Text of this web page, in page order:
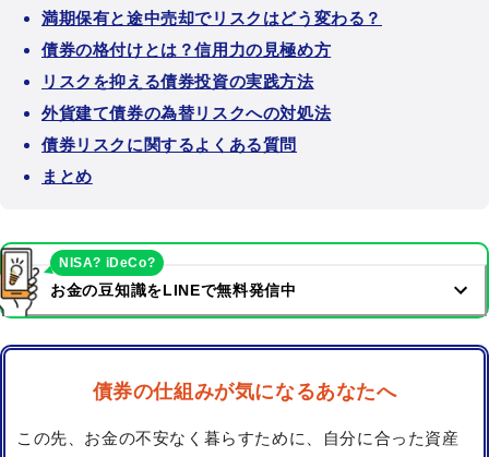
満期保有と途中売却でリスクはどう変わる？
債券の格付けとは？信用力の見極め方
リスクを抑える債券投資の実践方法
外貨建て債券の為替リスクへの対処法
債券リスクに関するよくある質問
まとめ
お金の豆知識をLINEで無料発信中
NISA? iDeCo?
債券の仕組みが気になるあなたへ
この先、お金の不安なく暮らすために、自分に合った資産